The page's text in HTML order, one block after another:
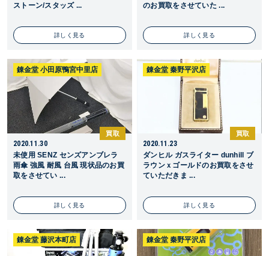
ストーン/スタッズ ...
詳しく見る
のお買取をさせていた ...
詳しく見る
錬金堂 小田原鴨宮中里店
買取
2020.11.30
未使用 SENZ センズアンブレラ
雨傘 強風 耐風 台風 現状品のお買
取をさせてい ...
詳しく見る
錬金堂 秦野平沢店
買取
2020.11.23
ダンヒル ガスライター dunhill ブ
ラウンｘゴールドのお買取をさせ
ていただきま ...
詳しく見る
錬金堂 藤沢本町店 錬金堂 秦野平沢店